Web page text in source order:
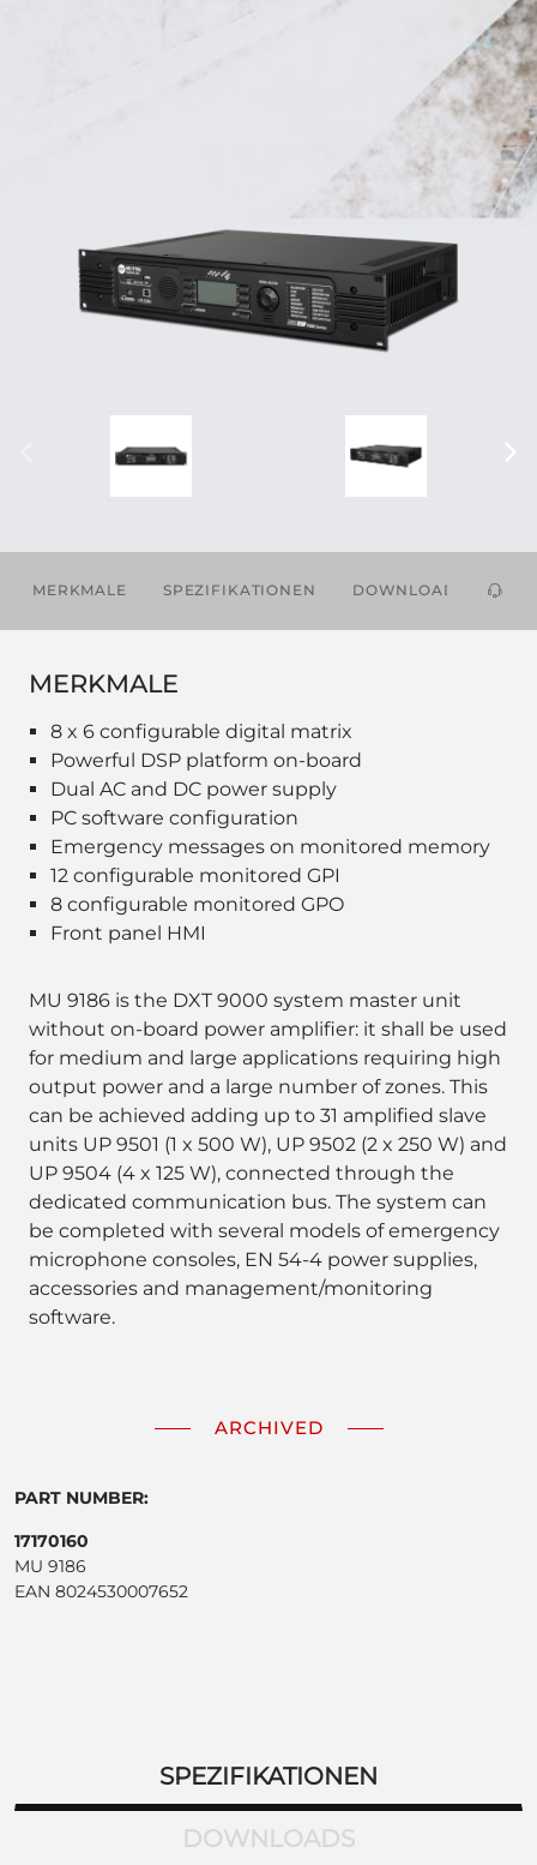
MERKMALE SPEZIFIKATIONEN DOWNLOADS
MERKMALE
8 x 6 configurable digital matrix
Powerful DSP platform on-board
Dual AC and DC power supply
PC software configuration
Emergency messages on monitored memory
12 configurable monitored GPI
8 configurable monitored GPO
Front panel HMI
MU 9186 is the DXT 9000 system master unit
without on-board power amplifier: it shall be used
for medium and large applications requiring high
output power and a large number of zones. This
can be achieved adding up to 31 amplified slave
units UP 9501 (1 x 500 W), UP 9502 (2 x 250 W) and
UP 9504 (4 x 125 W), connected through the
dedicated communication bus. The system can
be completed with several models of emergency
microphone consoles, EN 54-4 power supplies,
accessories and management/monitoring
software.
ARCHIVED
PART NUMBER:
17170160
MU 9186
EAN 8024530007652
SPEZIFIKATIONEN
DOWNLOADS